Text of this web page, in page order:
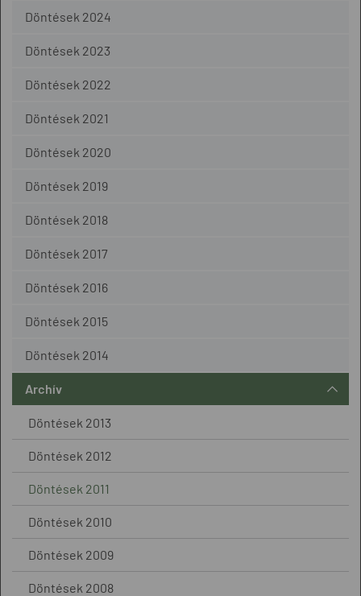
Döntések 2024
Döntések 2023
Döntések 2022
Döntések 2021
Döntések 2020
Döntések 2019
Döntések 2018
Döntések 2017
Döntések 2016
Döntések 2015
Döntések 2014
Archív
Döntések 2013
Döntések 2012
Döntések 2011
Döntések 2010
Döntések 2009
Döntések 2008